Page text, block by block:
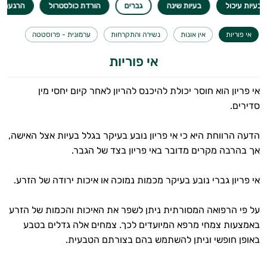
בעיות עיכול בעיות שינה גברים הורדת כולסטרול הרגעה
אי פוריות אין אונות נשירה והתקרחות ערמונית - פרוסטטה
אי פוריות
אי פריון הוא חוסר יכולת להיכנס להריון לאחר קיום יחסי מין
סדירים.
הדעה הרווחת היא כי אי פריון נובע בעיקר בגלל בעיות אצל האישה,
אך בהרבה מקרים מדובר באי פריון בצד של הגבר.
אי פריון גברי נובע בעיקר מכמות נמוכה או איכות ירודה של הזרע.
על פי הרפואה המסורתית ניתן לשפר את האיכות והכמות של הזרע
באמצעות צמחי מרפא המיועדים לכך. צמחים אלה גדלים בטבע
באופן חופשי וניתן להשתמש בהם בצורתם הטבעית.